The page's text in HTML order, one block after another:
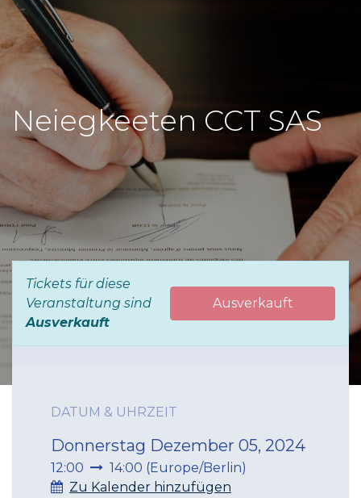
Neiegkeeten CCT SAS
Tickets für diese
Veranstaltung sind
Ausverkauft
Ausverkauft
DATUM & UHRZEIT
Donnerstag Dezember 05, 2024
12:00 14:00 (Europe/Berlin)
Zu Kalender hinzufügen